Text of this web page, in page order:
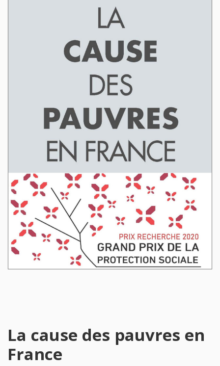
La cause des pauvres en
France